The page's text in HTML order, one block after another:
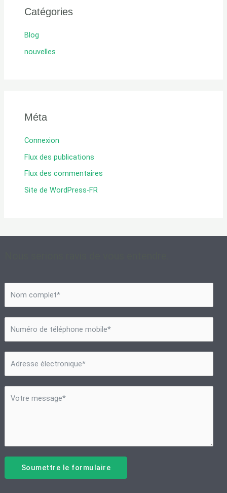
Catégories
Blog
nouvelles
Méta
Connexion
Flux des publications
Flux des commentaires
Site de WordPress-FR
Soumettre le formulaire